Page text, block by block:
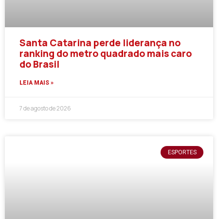
Santa Catarina perde liderança no
ranking do metro quadrado mais caro
do Brasil
LEIA MAIS »
7 de agosto de 2026
ESPORTES